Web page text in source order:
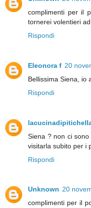
complimenti per il
tornerei volentieri
Rispondi
Eleonora f 20
Bellissima Siena, io
Rispondi
Siena ? non ci
visitarla subito per i
Rispondi
Unknown 20
complimenti per il